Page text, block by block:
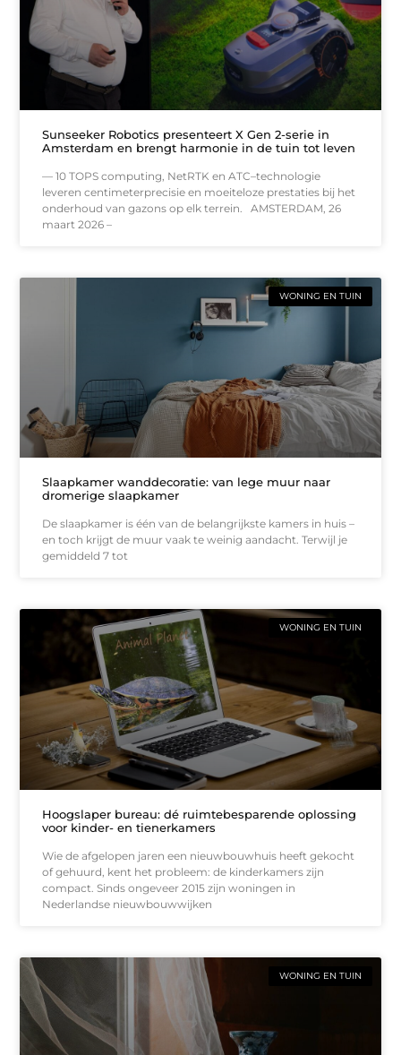
Sunseeker Robotics presenteert X Gen 2-serie in
Amsterdam en brengt harmonie in de tuin tot leven
— 10 TOPS computing, NetRTK en ATC–technologie
leveren centimeterprecisie en moeiteloze prestaties bij het
onderhoud van gazons op elk terrein. AMSTERDAM, 26
maart 2026 –
WONING EN TUIN
Slaapkamer wanddecoratie: van lege muur naar
dromerige slaapkamer
De slaapkamer is één van de belangrijkste kamers in huis –
en toch krijgt de muur vaak te weinig aandacht. Terwijl je
gemiddeld 7 tot
WONING EN TUIN
Hoogslaper bureau: dé ruimtebesparende oplossing
voor kinder- en tienerkamers
Wie de afgelopen jaren een nieuwbouwhuis heeft gekocht
of gehuurd, kent het probleem: de kinderkamers zijn
compact. Sinds ongeveer 2015 zijn woningen in
Nederlandse nieuwbouwwijken
WONING EN TUIN